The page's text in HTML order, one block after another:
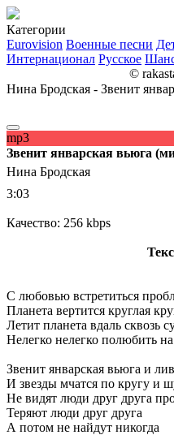
Категории
Eurovision Военные песни
Интернационал Русское
©
Нина Бродская - Звенит
mp3
Звенит январская вьюга
Нина Бродская
3:03
Качество: 256 kbps
С любовью встретиться
Планета вертится круглая
Летит планета вдаль сквозь
Нелегко нелегко полюбить
Звенит январская вьюга и
И звезды мчатся по кругу и
Не видят люди друг друга
Теряют люди друг друга
А потом не найдут никогда